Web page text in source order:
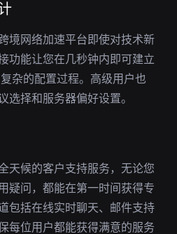
境网络加速平台即使对技术新
功能让您在几秒钟内即可建立
杂的配置过程。高级用户也
选择和服务器偏好设置。
天候的客户支持服务，无论您
疑问，都能在第一时间获得专
包括在线实时聊天、邮件支持
每位用户都能获得满意的服务